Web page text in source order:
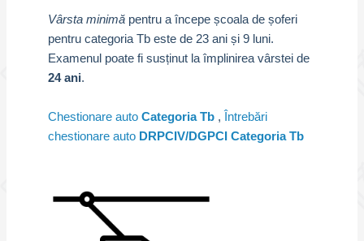
Vârsta minimă pentru a începe școala de șoferi
pentru categoria Tb este de 23 ani și 9 luni.
Examenul poate fi susținut la împlinirea vârstei de
24 ani.
Chestionare auto Categoria Tb, Întrebări
chestionare auto DRPCIV/DGPCI Categoria Tb